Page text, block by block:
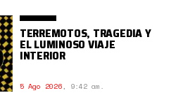
TERREMOTOS, TRAGEDIA Y
EL LUMINOSO VIAJE
INTERIOR
5 Ago 2026, 9:42 am.